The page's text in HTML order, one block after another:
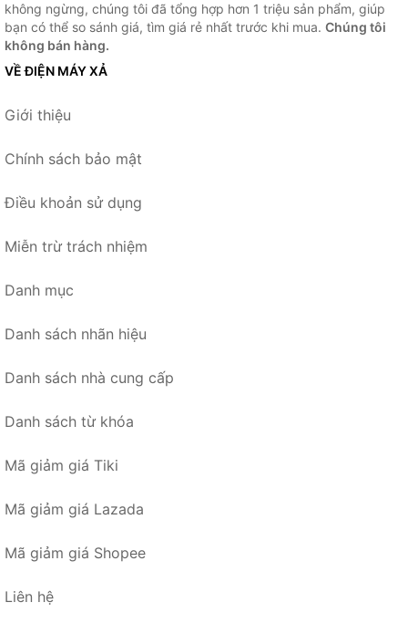
không ngừng, chúng tôi đã tổng hợp hơn 1 triệu sản phẩm, giúp
bạn có thể so sánh giá, tìm giá rẻ nhất trước khi mua. Chúng tôi
không bán hàng.
VỀ ĐIỆN MÁY XẢ
Giới thiệu
Chính sách bảo mật
Điều khoản sử dụng
Miễn trừ trách nhiệm
Danh mục
Danh sách nhãn hiệu
Danh sách nhà cung cấp
Danh sách từ khóa
Mã giảm giá Tiki
Mã giảm giá Lazada
Mã giảm giá Shopee
Liên hệ